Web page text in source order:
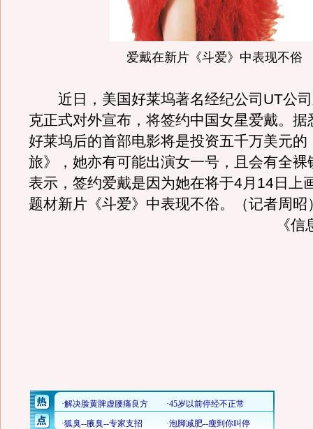
爱戴在新片《斗爱》中表现不俗
近日，美国好莱坞著名经纪公司UT公司
克正式对外宣布，将签约中国女星爱戴。据
好莱坞后的首部电影将是投资五千万美元的
旅》，她亦有可能出演女一号，且会有全裸
表示，签约爱戴是因为她在将于4月14日上
题材新片《斗爱》中表现不俗。（记者周昭
《